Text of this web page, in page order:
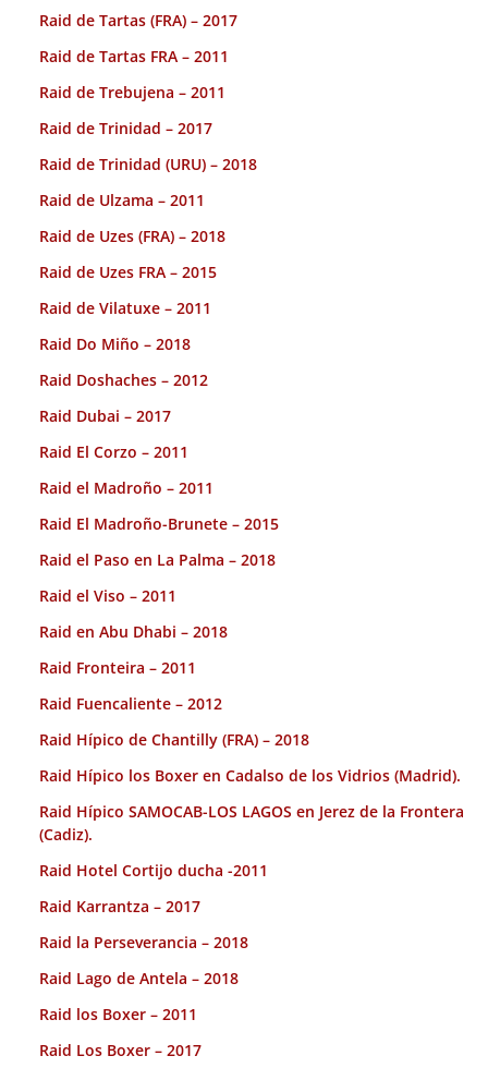
Raid de Tartas (FRA) – 2017
Raid de Tartas FRA – 2011
Raid de Trebujena – 2011
Raid de Trinidad – 2017
Raid de Trinidad (URU) – 2018
Raid de Ulzama – 2011
Raid de Uzes (FRA) – 2018
Raid de Uzes FRA – 2015
Raid de Vilatuxe – 2011
Raid Do Miño – 2018
Raid Doshaches – 2012
Raid Dubai – 2017
Raid El Corzo – 2011
Raid el Madroño – 2011
Raid El Madroño-Brunete – 2015
Raid el Paso en La Palma – 2018
Raid el Viso – 2011
Raid en Abu Dhabi – 2018
Raid Fronteira – 2011
Raid Fuencaliente – 2012
Raid Hípico de Chantilly (FRA) – 2018
Raid Hípico los Boxer en Cadalso de los Vidrios (Madrid).
Raid Hípico SAMOCAB-LOS LAGOS en Jerez de la Frontera
(Cadiz).
Raid Hotel Cortijo ducha -2011
Raid Karrantza – 2017
Raid la Perseverancia – 2018
Raid Lago de Antela – 2018
Raid los Boxer – 2011
Raid Los Boxer – 2017